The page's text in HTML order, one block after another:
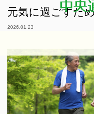
元気に過ごすた
2026.01.23